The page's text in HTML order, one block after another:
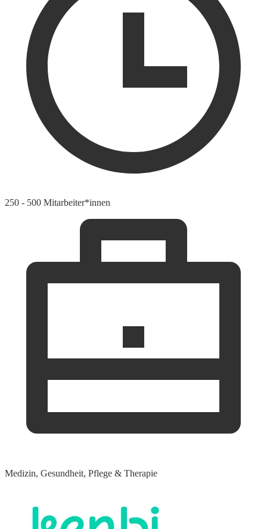
250 - 500 Mitarbeiter*innen
Medizin, Gesundheit, Pflege & Therapie